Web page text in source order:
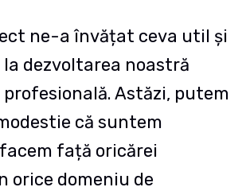
ne-a învățat ceva util și
dezvoltarea noastră
profesională.Astăzi, putem
că suntem
față oricărei
orice domeniu de